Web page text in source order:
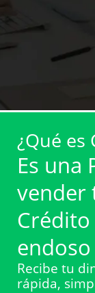
¿Qué es
Es una
vender
Crédito
endoso
Recibe tu
rápida,